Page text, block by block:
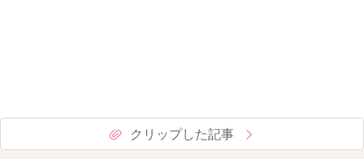
クリップした記事